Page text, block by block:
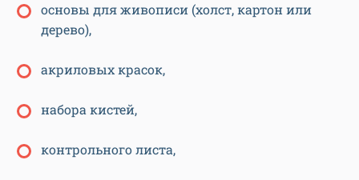
основы для живописи (холст, картон или
дерево),
акриловых красок,
набора кистей,
контрольного листа,